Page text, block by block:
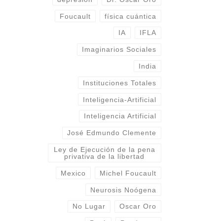
Foucault física cuántica
IA IFLA
Imaginarios Sociales
India
Instituciones Totales
Inteligencia-Artificial
Inteligencia Artificial
José Edmundo Clemente
Ley de Ejecución de la pena
privativa de la libertad
Mexico Michel Foucault
Neurosis Noógena
No Lugar Oscar Oro